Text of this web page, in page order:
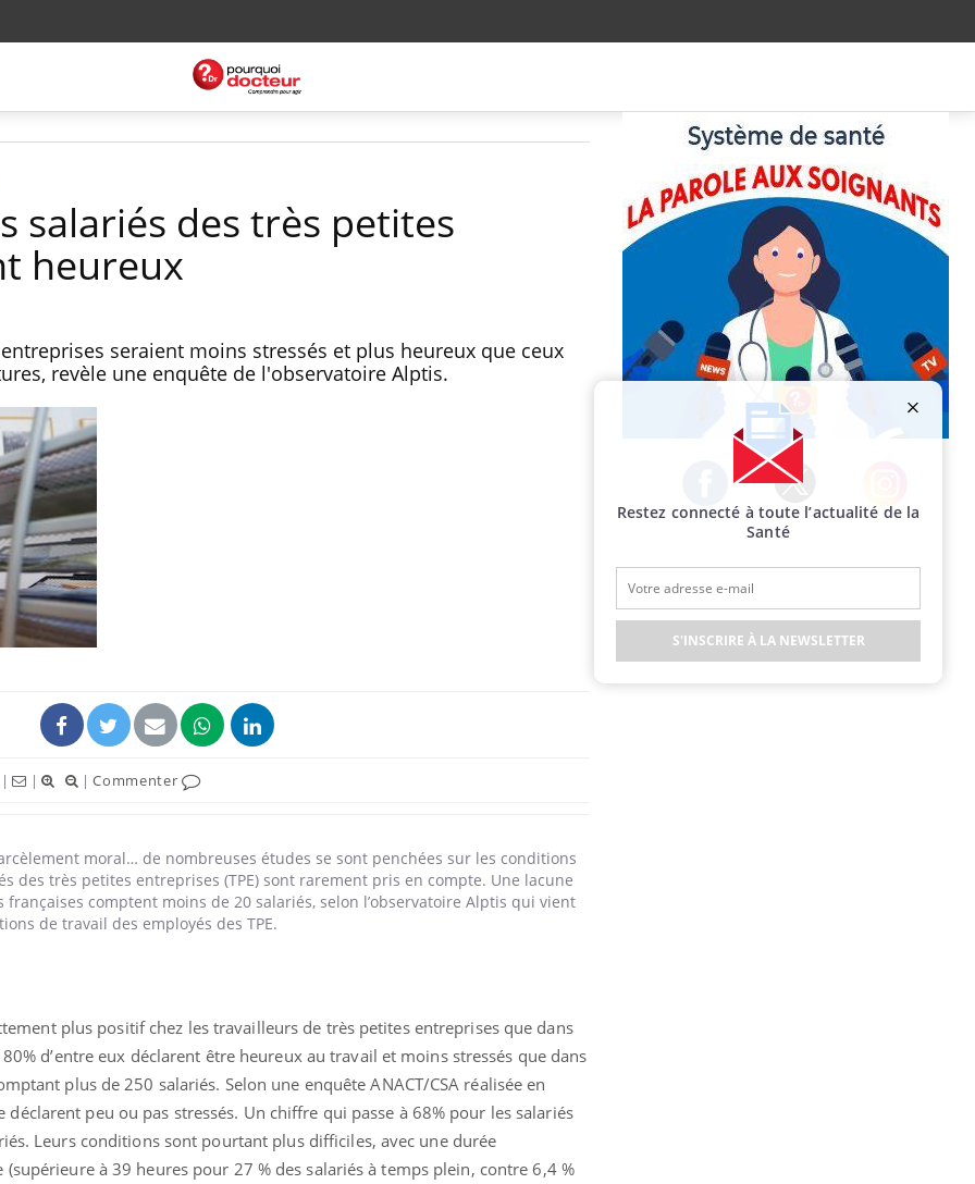
salariés des très petites
heureux
seraient moins stressés et plus heureux que ceux
revèle une enquête de l'observatoire Alptis.
| | |Commenter
moral… de nombreuses études se sont penchées sur les conditions
des très petites entreprises (TPE) sont rarement pris en compte. Une lacune
comptent moins de 20 salariés, selon l’observatoire Alptis qui vient
de travail des employés des TPE.
plus positif chez les travailleurs de très petites entreprises que dans
d’entre eux déclarent être heureux au travail et moins stressés que dans
plus de 250 salariés. Selon une enquête ANACT/CSA réalisée en
déclarent peu ou pas stressés. Un chiffre qui passe à 68% pour les salariés
Leurs conditions sont pourtant plus difficiles, avec une durée
à 39 heures pour 27 % des salariés à temps plein, contre 6,4 %
Facebook Twitter Instagram
Restez connecté à toute l’actualité de la
Santé
S'INSCRIRE À LA NEWSLETTER